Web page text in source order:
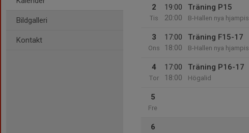
Bildgalleri
Kontakt
2
Tis
19:00
20:00
Träning P15
B-Hallen nya hjampis
3
Ons
17:00
18:00
Träning F15-17
B-Hallen nya hjampis
4
Tor
17:00
18:00
Träning P16-17
Högalid
5
Fre
6